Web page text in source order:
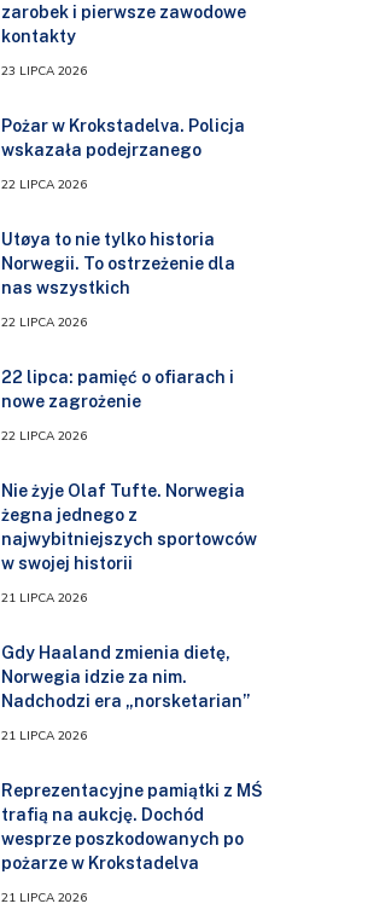
zarobek i pierwsze zawodowe
kontakty
23 LIPCA 2026
Pożar w Krokstadelva. Policja
wskazała podejrzanego
22 LIPCA 2026
Utøya to nie tylko historia
Norwegii. To ostrzeżenie dla
nas wszystkich
22 LIPCA 2026
22 lipca: pamięć o ofiarach i
nowe zagrożenie
22 LIPCA 2026
Nie żyje Olaf Tufte. Norwegia
żegna jednego z
najwybitniejszych sportowców
w swojej historii
21 LIPCA 2026
Gdy Haaland zmienia dietę,
Norwegia idzie za nim.
Nadchodzi era „norsketarian”
21 LIPCA 2026
Reprezentacyjne pamiątki z MŚ
trafią na aukcję. Dochód
wesprze poszkodowanych po
pożarze w Krokstadelva
21 LIPCA 2026